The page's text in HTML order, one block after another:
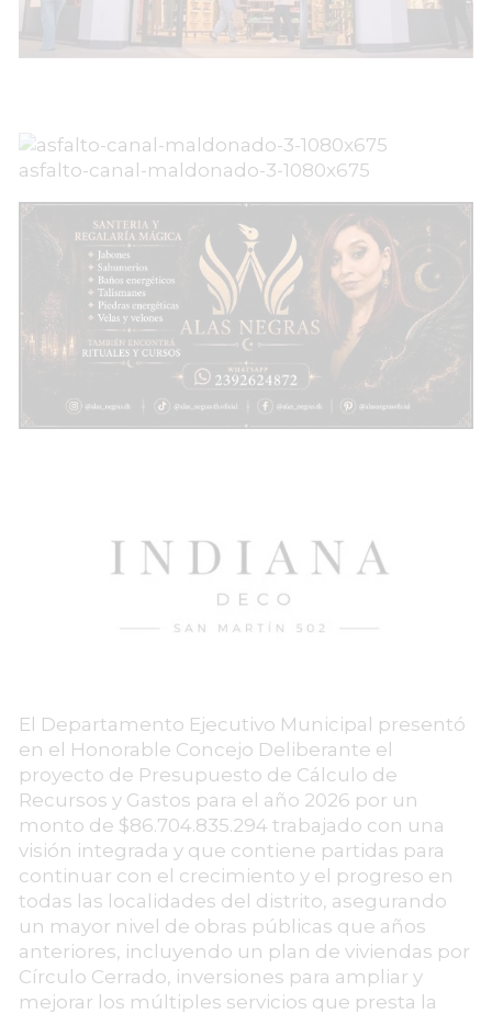
asfalto-canal-maldonado-3-1080x675
El Departamento Ejecutivo Municipal presentó
en el Honorable Concejo Deliberante el
proyecto de Presupuesto de Cálculo de
Recursos y Gastos para el año 2026 por un
monto de $86.704.835.294 trabajado con una
visión integrada y que contiene partidas para
continuar con el crecimiento y el progreso en
todas las localidades del distrito, asegurando
un mayor nivel de obras públicas que años
anteriores, incluyendo un plan de viviendas por
Círculo Cerrado, inversiones para ampliar y
mejorar los múltiples servicios que presta la